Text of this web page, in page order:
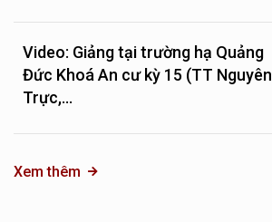
Video: Giảng tại trường hạ Quảng
Đức Khoá An cư kỳ 15 (TT Nguyên
Trực,...
Xem thêm